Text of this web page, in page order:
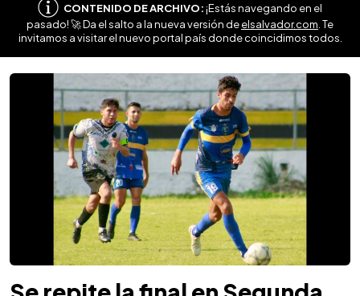
CONTENIDO DE ARCHIVO:¡Estás navegando en el
pasado! 🚀 Da el salto a la nueva versión deelsalvador.com . Te
invitamos a visitar el nuevo portal país donde coincidimos todos.